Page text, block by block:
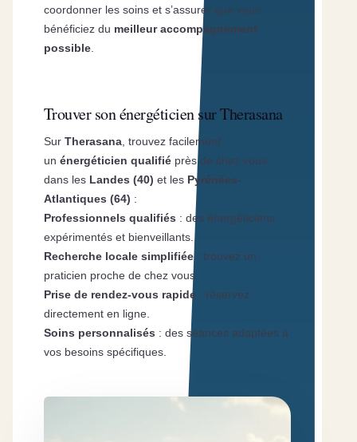
coordonner les soins et s’assurer que vous
bénéficiez du meilleur accompagnement
possible.
Trouver son énergéticien sur Therasana
Sur Therasana, trouvez facilement
un énergéticien qualifié près de chez vous
dans les Landes (40) et les Pyrénées-
Atlantiques (64) :
Professionnels qualifiés : des énergéticiens
expérimentés et bienveillants.
Recherche locale simplifiée : trouvez un
praticien proche de chez vous.
Prise de rendez-vous rapide : réservez
directement en ligne.
Soins personnalisés : des séances adaptées à
vos besoins spécifiques.